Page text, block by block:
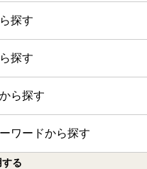
探す
探す
ら探す
ワードから探す
る